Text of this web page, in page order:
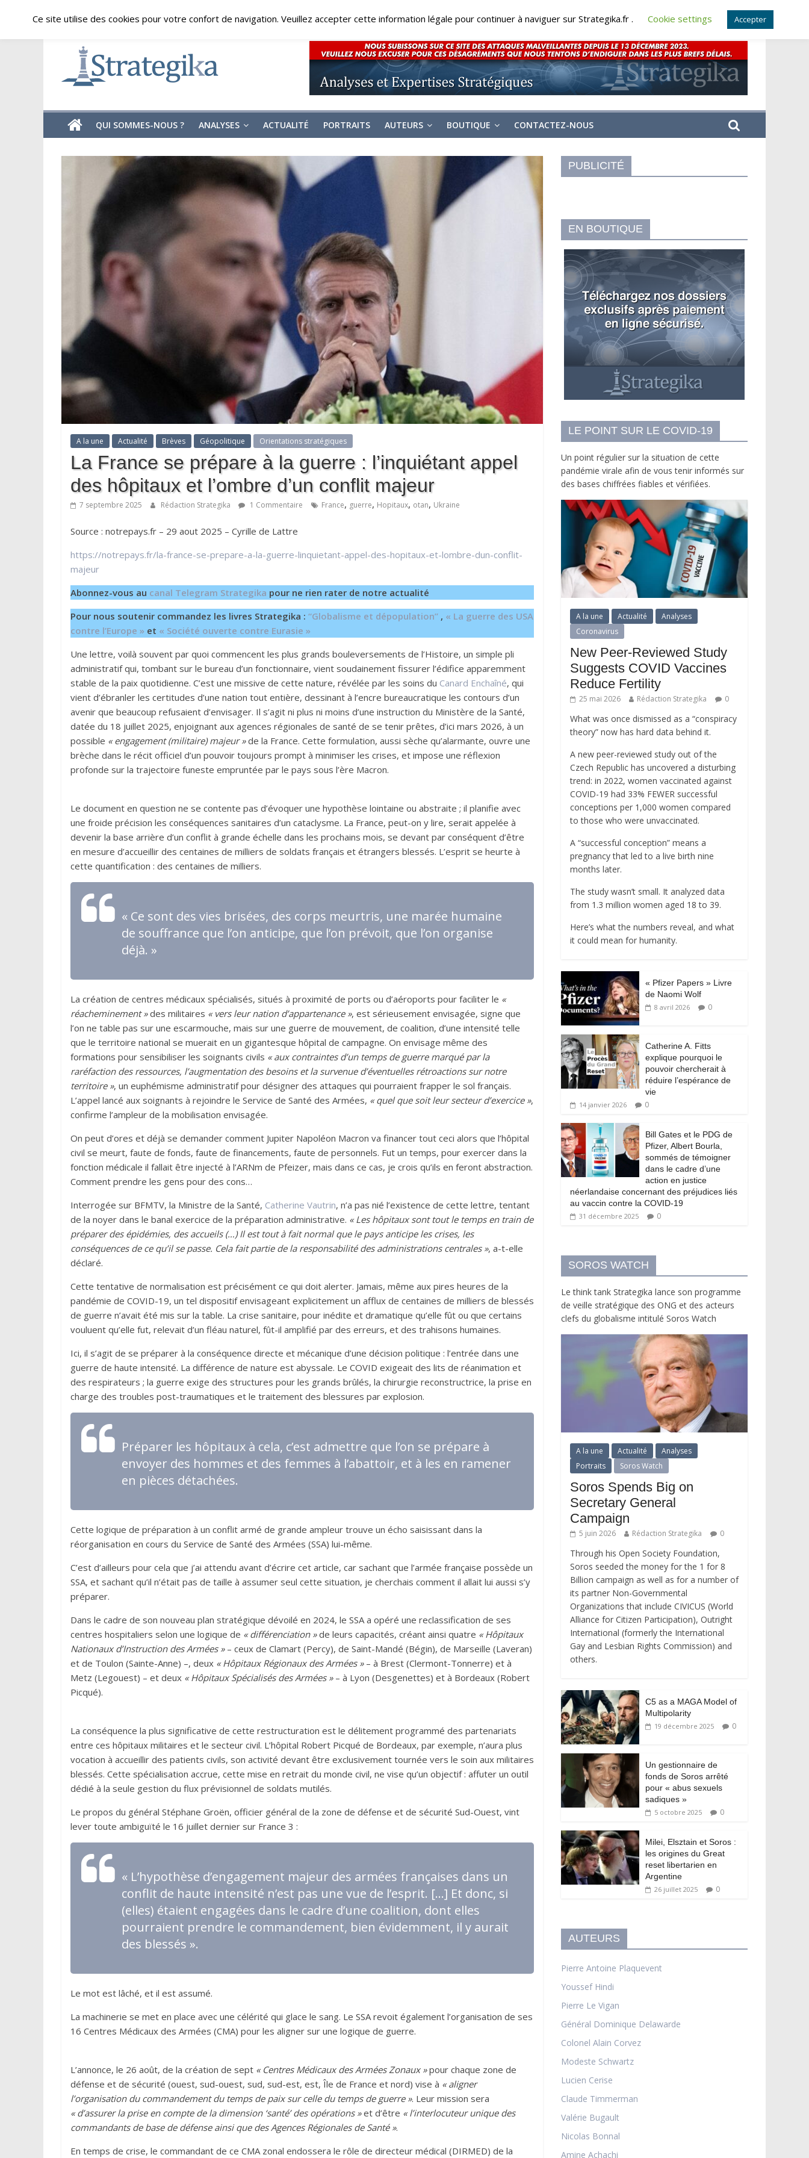
content
samedi, août 8, 2026
Strategika
Expertise
Analyses
géostratégiques
QUI SOMMES-NOUS ? ANALYSES ACTUALITÉ PORTRAITS AUTEURS BOUTIQUE CONTACTEZ-NOUS
A la une Actualité Brèves Géopolitique Orientations stratégiques
La France se prépare à la guerre : l’inquiétant appel
des hôpitaux et l’ombre d’un conflit majeur
7 septembre 2025 Rédaction Strategika 1 Commentaire France, guerre, Hopitaux, otan, Ukraine
Source : notrepays.fr – 29 aout 2025 – Cyrille de Lattre
https://notrepays.fr/la-france-se-prepare-a-la-guerre-linquietant-appel-des-hopitaux-et-lombre-dun-conflit-
majeur
Abonnez-vous au canal Telegram Strategika pour ne rien rater de notre actualité
Pour nous soutenir commandez les livres Strategika : “Globalisme et dépopulation” , « La guerre des USA
contre l’Europe » et « Société ouverte contre Eurasie »
Une lettre, voilà souvent par quoi commencent les plus grands bouleversements de l’Histoire, un simple pli
administratif qui, tombant sur le bureau d’un fonctionnaire, vient soudainement fissurer l’édifice apparemment
stable de la paix quotidienne. C’est une missive de cette nature, révélée par les soins du Canard Enchaîné, qui
vient d’ébranler les certitudes d’une nation tout entière, dessinant à l’encre bureaucratique les contours d’un
avenir que beaucoup refusaient d’envisager. Il s’agit ni plus ni moins d’une instruction du Ministère de la Santé,
datée du 18 juillet 2025, enjoignant aux agences régionales de santé de se tenir prêtes, d’ici mars 2026, à un
possible « engagement (militaire) majeur »de la France. Cette formulation, aussi sèche qu’alarmante, ouvre une
brèche dans le récit officiel d’un pouvoir toujours prompt à minimiser les crises, et impose une réflexion
profonde sur la trajectoire funeste empruntée par le pays sous l’ère Macron.
Le document en question ne se contente pas d’évoquer une hypothèse lointaine ou abstraite ; il planifie avec
une froide précision les conséquences sanitaires d’un cataclysme. La France, peut-on y lire, serait appelée à
devenir la base arrière d’un conflit à grande échelle dans les prochains mois, se devant par conséquent d’être
en mesure d’accueillir des centaines de milliers de soldats français et étrangers blessés. L’esprit se heurte à
cette quantification : des centaines de milliers.
« Ce sont des vies brisées, des corps meurtris, une marée humaine
de souffrance que l’on anticipe, que l’on prévoit, que l’on organise
déjà. »
La création de centres médicaux spécialisés, situés à proximité de ports ou d’aéroports pour faciliter le «
réacheminement »des militaires « vers leur nation d’appartenance », est sérieusement envisagée, signe que
l’on ne table pas sur une escarmouche, mais sur une guerre de mouvement, de coalition, d’une intensité telle
que le territoire national se muerait en un gigantesque hôpital de campagne. On envisage même des
formations pour sensibiliser les soignants civils « aux contraintes d’un temps de guerre marqué par la
raréfaction des ressources, l’augmentation des besoins et la survenue d’éventuelles rétroactions sur notre
territoire », un euphémisme administratif pour désigner des attaques qui pourraient frapper le sol français.
L’appel lancé aux soignants à rejoindre le Service de Santé des Armées, « quel que soit leur secteur d’exercice »,
confirme l’ampleur de la mobilisation envisagée.
On peut d’ores et déjà se demander comment Jupiter Napoléon Macron va financer tout ceci alors que l’hôpital
civil se meurt, faute de fonds, faute de financements, faute de personnels. Fut un temps, pour exercer dans la
fonction médicale il fallait être injecté à l’ARNm de Pfeizer, mais dans ce cas, je crois qu’ils en feront abstraction.
Comment prendre les gens pour des cons…
Interrogée sur BFMTV, la Ministre de la Santé, Catherine Vautrin, n’a pas nié l’existence de cette lettre, tentant
de la noyer dans le banal exercice de la préparation administrative. « Les hôpitaux sont tout le temps en train de
préparer des épidémies, des accueils (…) Il est tout à fait normal que le pays anticipe les crises, les
conséquences de ce qu’il se passe. Cela fait partie de la responsabilité des administrations centrales », a-t-elle
déclaré.
Cette tentative de normalisation est précisément ce qui doit alerter. Jamais, même aux pires heures de la
pandémie de COVID-19, un tel dispositif envisageant explicitement un afflux de centaines de milliers de blessés
de guerre n’avait été mis sur la table. La crise sanitaire, pour inédite et dramatique qu’elle fût ou que certains
vouluent qu’elle fut, relevait d’un fléau naturel, fût-il amplifié par des erreurs, et des trahisons humaines.
Ici, il s’agit de se préparer à la conséquence directe et mécanique d’une décision politique : l’entrée dans une
guerre de haute intensité. La différence de nature est abyssale. Le COVID exigeait des lits de réanimation et
des respirateurs ; la guerre exige des structures pour les grands brûlés, la chirurgie reconstructrice, la prise en
charge des troubles post-traumatiques et le traitement des blessures par explosion.
Préparer les hôpitaux à cela, c’est admettre que l’on se prépare à
envoyer des hommes et des femmes à l’abattoir, et à les en ramener
en pièces détachées.
Cette logique de préparation à un conflit armé de grande ampleur trouve un écho saisissant dans la
réorganisation en cours du Service de Santé des Armées (SSA) lui-même.
C’est d’ailleurs pour cela que j’ai attendu avant d’écrire cet article, car sachant que l’armée française possède un
SSA, et sachant qu’il n’était pas de taille à assumer seul cette situation, je cherchais comment il allait lui aussi s’y
préparer.
Dans le cadre de son nouveau plan stratégique dévoilé en 2024, le SSA a opéré une reclassification de ses
centres hospitaliers selon une logique de « différenciation »de leurs capacités, créant ainsi quatre « Hôpitaux
Nationaux d’Instruction des Armées »– ceux de Clamart (Percy), de Saint-Mandé (Bégin), de Marseille (Laveran)
et de Toulon (Sainte-Anne) –, deux « Hôpitaux Régionaux des Armées »– à Brest (Clermont-Tonnerre) et à
Metz (Legouest) – et deux « Hôpitaux Spécialisés des Armées »– à Lyon (Desgenettes) et à Bordeaux (Robert
Picqué).
La conséquence la plus significative de cette restructuration est le délitement programmé des partenariats
entre ces hôpitaux militaires et le secteur civil. L’hôpital Robert Picqué de Bordeaux, par exemple, n’aura plus
vocation à accueillir des patients civils, son activité devant être exclusivement tournée vers le soin aux militaires
blessés. Cette spécialisation accrue, cette mise en retrait du monde civil, ne vise qu’un objectif : affuter un outil
dédié à la seule gestion du flux prévisionnel de soldats mutilés.
Le propos du général Stéphane Groën, officier général de la zone de défense et de sécurité Sud-Ouest, vint
lever toute ambiguïté le 16 juillet dernier sur France 3 :
« L’hypothèse d’engagement majeur des armées françaises dans un
conflit de haute intensité n’est pas une vue de l’esprit. […] Et donc, si
(elles) étaient engagées dans le cadre d’une coalition, dont elles
pourraient prendre le commandement, bien évidemment, il y aurait
des blessés ».
Le mot est lâché, et il est assumé.
La machinerie se met en place avec une célérité qui glace le sang. Le SSA revoit également l’organisation de ses
16 Centres Médicaux des Armées (CMA) pour les aligner sur une logique de guerre.
L’annonce, le 26 août, de la création de sept « Centres Médicaux des Armées Zonaux »pour chaque zone de
défense et de sécurité (ouest, sud-ouest, sud, sud-est, est, Île de France et nord) vise à « aligner
l’organisation du commandement du temps de paix sur celle du temps de guerre ». Leur mission sera
« d’assurer la prise en compte de la dimension ‘santé’ des opérations »et d’être « l’interlocuteur unique des
commandants de base de défense ainsi que des Agences Régionales de Santé ».
En temps de crise, le commandant de ce CMA zonal endossera le rôle de directeur médical (DIRMED) de la
PUBLICITÉ
EN BOUTIQUE
LE POINT SUR LE COVID-19
Un point régulier sur la situation de cette
pandémie virale afin de vous tenir informés sur
des bases chiffrées fiables et vérifiées.
A la une Actualité
Analyses
Coronavirus
New Peer-Reviewed Study
Suggests COVID Vaccines
Reduce Fertility
25 mai 2026 Rédaction Strategika 0
What was once dismissed as a “conspiracy
theory” now has hard data behind it.
A new peer-reviewed study out of the
Czech Republic has uncovered a disturbing
trend: in 2022, women vaccinated against
COVID-19 had 33% FEWER successful
conceptions per 1,000 women compared
to those who were unvaccinated.
A “successful conception” means a
pregnancy that led to a live birth nine
months later.
The study wasn’t small. It analyzed data
from 1.3 million women aged 18 to 39.
Here’s what the numbers reveal, and what
it could mean for humanity.
« Pfizer Papers » Livre
de Naomi Wolf
8 avril 2026 0
Catherine A. Fitts
explique pourquoi le
pouvoir chercherait à
réduire l’espérance de
vie
14 janvier 2026 0
Bill Gates et le PDG de
Pfizer, Albert Bourla,
sommés de témoigner
dans le cadre d’une
action en justice
néerlandaise concernant des préjudices liés
au vaccin contre la COVID-19
31 décembre 2025 0
SOROS WATCH
Le think tank Strategika lance son programme
de veille stratégique des ONG et des acteurs
clefs du globalisme intitulé Soros Watch
A la une Actualité
Analyses
Portraits
Soros Watch
Soros Spends Big on
Secretary General
Campaign
5 juin 2026 Rédaction Strategika 0
Through his Open Society Foundation,
Soros seeded the money for the 1 for 8
Billion campaign as well as for a number of
its partner Non-Governmental
Organizations that include CIVICUS (World
Alliance for Citizen Participation), Outright
International (formerly the International
Gay and Lesbian Rights Commission) and
others.
C5 as a MAGA Model of
Multipolarity
19 décembre 2025 0
Un gestionnaire de
fonds de Soros arrêté
pour « abus sexuels
sadiques »
5 octobre 2025 0
Milei, Elsztain et Soros :
les origines du Great
reset libertarien en
Argentine
26 juillet 2025 0
AUTEURS
Pierre Antoine Plaquevent
Youssef Hindi
Pierre Le Vigan
Général Dominique Delawarde
Colonel Alain Corvez
Modeste Schwartz
Lucien Cerise
Claude Timmerman
Valérie Bugault
Nicolas Bonnal
Amine Achachi
Ce site utilise des cookies pour votre confort de navigation. Veuillez accepter cette information légale pour continuer à naviguer sur Strategika.fr . Cookie settings Accepter